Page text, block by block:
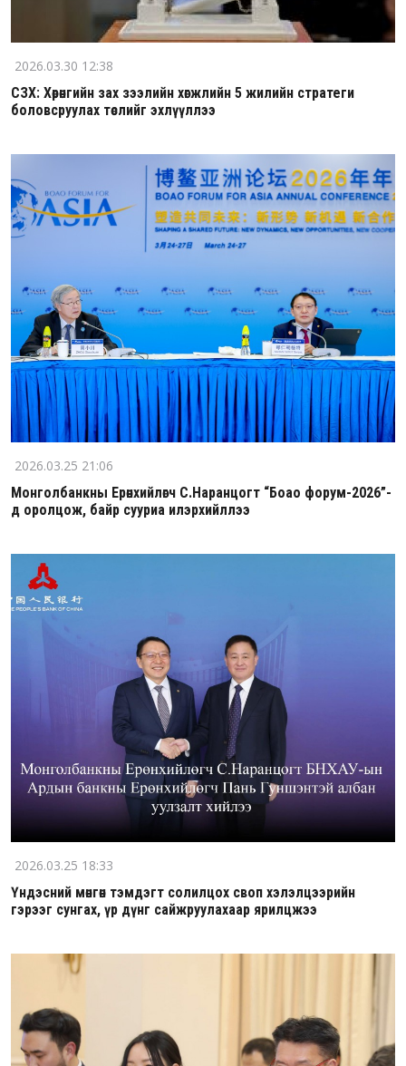
2026.03.30 12:38
СЗХ: Хөрөнгийн зах зээлийн хөгжлийн 5 жилийн стратеги
боловсруулах төслийг эхлүүллээ
2026.03.25 21:06
Монголбанкны Ерөнхийлөгч С.Наранцогт “Боао форум-2026”-
д оролцож, байр сууриа илэрхийллээ
2026.03.25 18:33
Үндэсний мөнгөн тэмдэгт солилцох своп хэлэлцээрийн
гэрээг сунгах, үр дүнг сайжруулахаар ярилцжээ